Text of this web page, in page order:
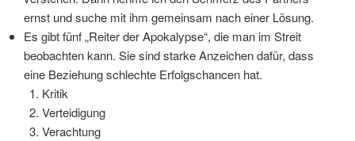
ernst und suche mit ihm gemeinsam nach einer Lösung.
Es gibt fünf „Reiter der Apokalypse“, die man im Streit
beobachten kann. Sie sind starke Anzeichen dafür, dass
eine Beziehung schlechte Erfolgschancen hat.
Kritik
Verteidigung
Verachtung